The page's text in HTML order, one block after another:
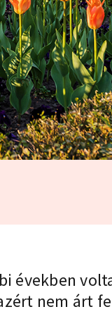
években
nem árt